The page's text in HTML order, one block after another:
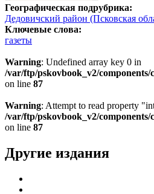
Географическая подрубрика:
Дедовичский район (Псковская
Ключевые слова:
газеты
Warning: Undefined array key 0 in
/var/ftp/pskovbook_v2/
on line 87
Warning: Attempt to read property
/var/ftp/pskovbook_v2/
on line 87
Другие издания